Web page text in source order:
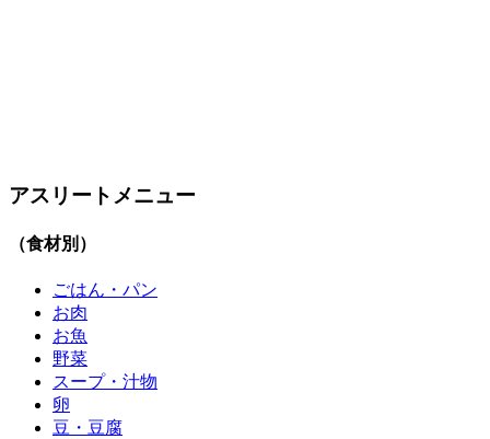
アスリートメニュー
（食材別）
ごはん・パン
お肉
お魚
野菜
スープ・汁物
卵
豆・豆腐